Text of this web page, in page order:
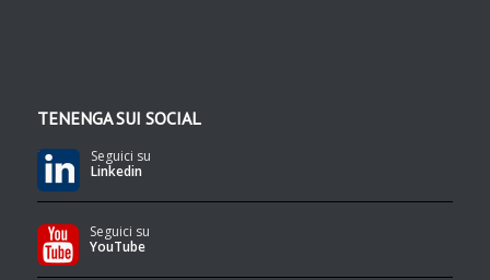
TENENGA SUI SOCIAL
Seguici su
Linkedin
Seguici su
YouTube